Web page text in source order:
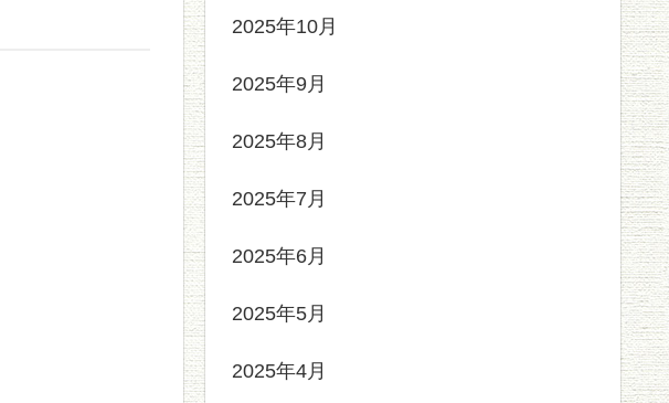
2025年10月
2025年9月
2025年8月
2025年7月
2025年6月
2025年5月
2025年4月